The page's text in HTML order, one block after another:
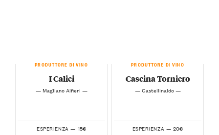
PRODUTTORE DI VINO
I Calici
— Magliano Alfieri —
ESPERIENZA — 15€
PRODUTTORE DI VINO
Cascina Torniero
— Castellinaldo —
ESPERIENZA — 20€